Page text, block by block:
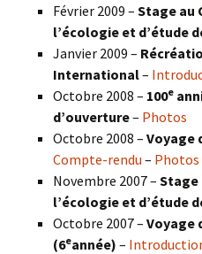
Février 2009 – Stage au
l’écologie et d’étude
Janvier 2009 –
International–
Octobre 2008 – 100e
d’ouverture– Photos
Octobre 2008 – Voyage
Compte-rendu – Photos
Novembre 2007 – Stage
l’écologie et d’étude
Octobre 2007 – Voyage
(6eannée) –